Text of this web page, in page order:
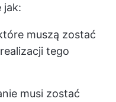
jak:
muszą zostać
tego
musi zostać